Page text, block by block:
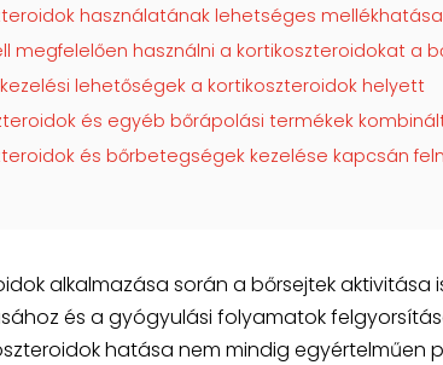
használatának lehetséges
megfelelően használni a kortikoszteroidokat a
lehetőségek a kortikoszteroidok helyett
és egyéb bőrápolási termékek
és bőrbetegségek kezelése kapcsán
alkalmazása során a bőrsejtek
és a gyógyulási folyamatok
hatása nem mindig egyértelműen